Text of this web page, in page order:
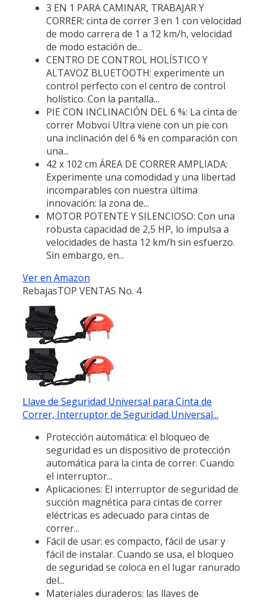
3 EN 1 PARA CAMINAR, TRABAJAR Y
CORRER: cinta de correr 3 en 1 con velocidad
de modo carrera de 1 a 12 km/h, velocidad
de modo estación de...
CENTRO DE CONTROL HOLÍSTICO Y
ALTAVOZ BLUETOOTH: experimente un
control perfecto con el centro de control
holístico. Con la pantalla...
PIE CON INCLINACIÓN DEL 6 %: La cinta de
correr Mobvoi Ultra viene con un pie con
una inclinación del 6 % en comparación con
una...
42 x 102 cm ÁREA DE CORRER AMPLIADA:
Experimente una comodidad y una libertad
incomparables con nuestra última
innovación: la zona de...
MOTOR POTENTE Y SILENCIOSO: Con una
robusta capacidad de 2,5 HP, lo impulsa a
velocidades de hasta 12 km/h sin esfuerzo.
Sin embargo, en...
Ver en Amazon
RebajasTOP VENTAS No. 4
Llave de Seguridad Universal para Cinta de
Correr, Interruptor de Seguridad Universal...
Protección automática: el bloqueo de
seguridad es un dispositivo de protección
automática para la cinta de correr. Cuando
el interruptor...
Aplicaciones: El interruptor de seguridad de
succión magnética para cintas de correr
eléctricas es adecuado para cintas de
correr...
Fácil de usar: es compacto, fácil de usar y
fácil de instalar. Cuando se usa, el bloqueo
de seguridad se coloca en el lugar ranurado
del...
Materiales duraderos: las llaves de